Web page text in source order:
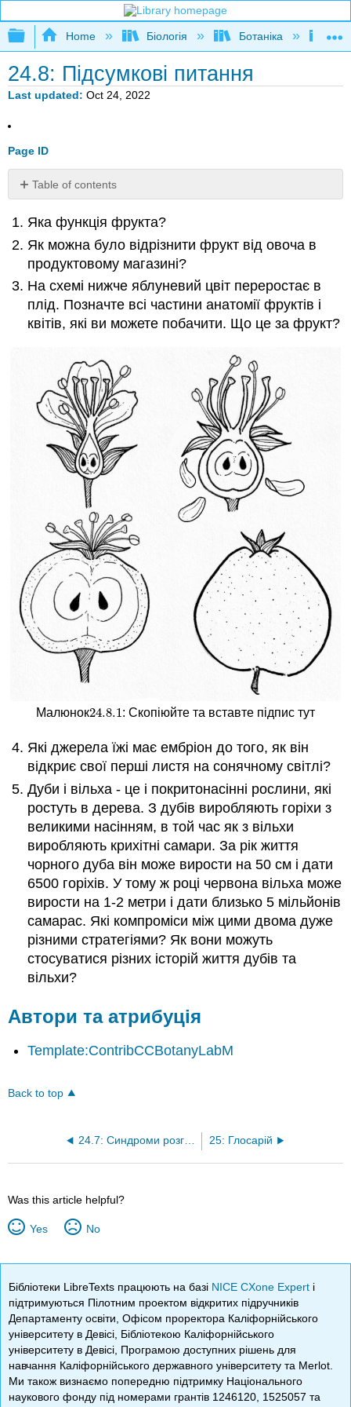
Expand/collapse global hierarchy
Home Біологія Ботаніка
24.8: Підсумкові питання
Last updated Oct 24, 2022
Page ID
Table of contents
та
атрибуція
Яка функція фрукта?
Як можна було відрізнити фрукт від овоча в
продуктовому магазині?
На схемі нижче яблуневий цвіт переростає в
плід. Позначте всі частини анатомії фруктів і
квітів, які ви можете побачити. Що це за фрукт?
Малюнок24.8.1
24.8.1: Скопіюйте та вставте підпис тут
Які джерела їжі має ембріон до того, як він
відкриє свої перші листя на сонячному світлі?
Дуби і вільха - це і покритонасінні рослини, які
ростуть в дерева. З дубів виробляють горіхи з
великими насінням, в той час як з вільхи
виробляють крихітні самари. За рік життя
чорного дуба він може вирости на 50 см і дати
6500 горіхів. У тому ж році червона вільха може
вирости на 1-2 метри і дати близько 5 мільйонів
самарас. Які компроміси між цими двома дуже
різними стратегіями? Як вони можуть
стосуватися різних історій життя дубів та
вільхи?
Автори та атрибуція
Template:ContribCCBotanyLabM
Back to top
24.7: Синдроми розгону 25: Глосарій
Was this article helpful?
Yes No
Бібліотеки LibreTexts працюють на базі NICE CXone Expert і
підтримуються Пілотним проектом відкритих підручників
Департаменту освіти, Офісом проректора Каліфорнійського
університету в Девісі, Бібліотекою Каліфорнійського
університету в Девісі, Програмою доступних рішень для
навчання Каліфорнійського державного університету та Merlot.
Ми також визнаємо попередню підтримку Національного
наукового фонду під номерами грантів 1246120, 1525057 та